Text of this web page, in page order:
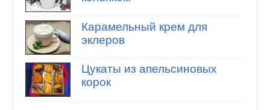
Карамельный крем для
эклеров
Цукаты из апельсиновых
корок